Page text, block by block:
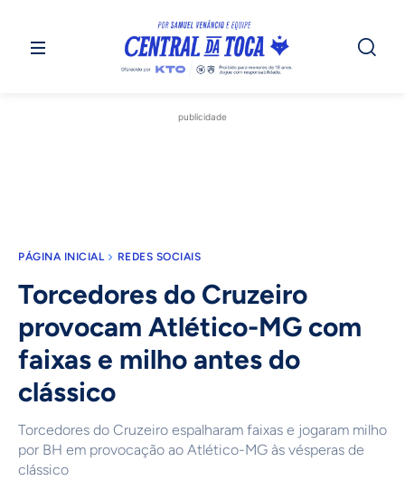
publicidade
PÁGINA INICIAL REDES SOCIAIS
Torcedores do Cruzeiro
provocam Atlético-MG com
faixas e milho antes do
clássico
Torcedores do Cruzeiro espalharam faixas e jogaram milho
por BH em provocação ao Atlético-MG às vésperas de
clássico